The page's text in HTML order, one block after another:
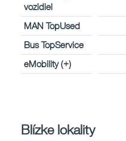
vozidiel
MAN TopUsed
Bus TopService
eMobility (+)
Blízke lokality